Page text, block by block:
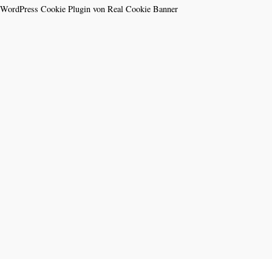
WordPress Cookie Plugin von Real Cookie Banner